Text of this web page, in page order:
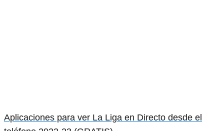
Aplicaciones para ver La Liga en Directo desde el